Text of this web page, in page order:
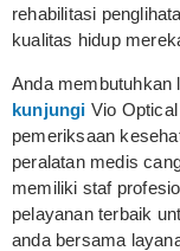
rehabilitasi
kualitas hidup
Anda
kunjungi Vio
pemeriksaan
peralatan medis
memiliki staf
pelayanan terbaik
anda bersama